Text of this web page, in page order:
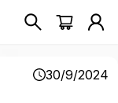
30/9/2024